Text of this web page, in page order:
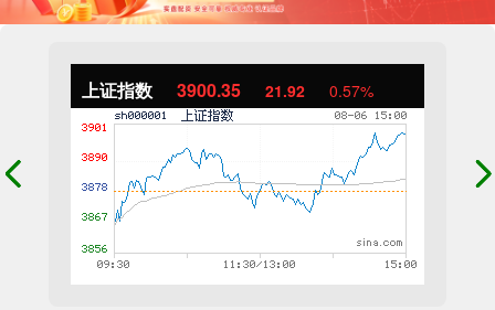
上证指数 3900.35 21.92 0.57%